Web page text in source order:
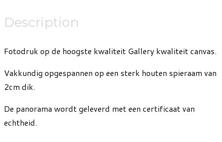
Description
Fotodruk op de hoogste kwaliteit Gallery kwaliteit canvas.
Vakkundig opgespannen op een sterk houten spieraam van
2cm dik.
De panorama wordt geleverd met een certificaat van
echtheid.